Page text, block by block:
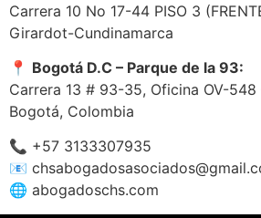
Carrera 10 No 17-44 PISO 3
Girardot-Cundinamarca
📍 Bogotá D.C – Parque de la 93:
Carrera 13 # 93-35, Oficina OV-548
Bogotá, Colombia
📞 +57 3133307935
📧
🌐 abogadoschs.com